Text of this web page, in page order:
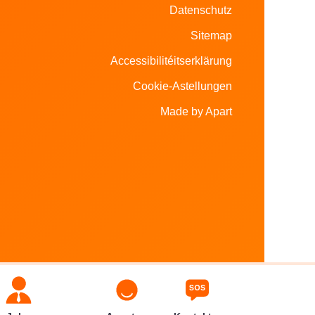
Datenschutz
Sitemap
Accessibilitéitserklärung
Cookie-Astellungen
Made by Apart